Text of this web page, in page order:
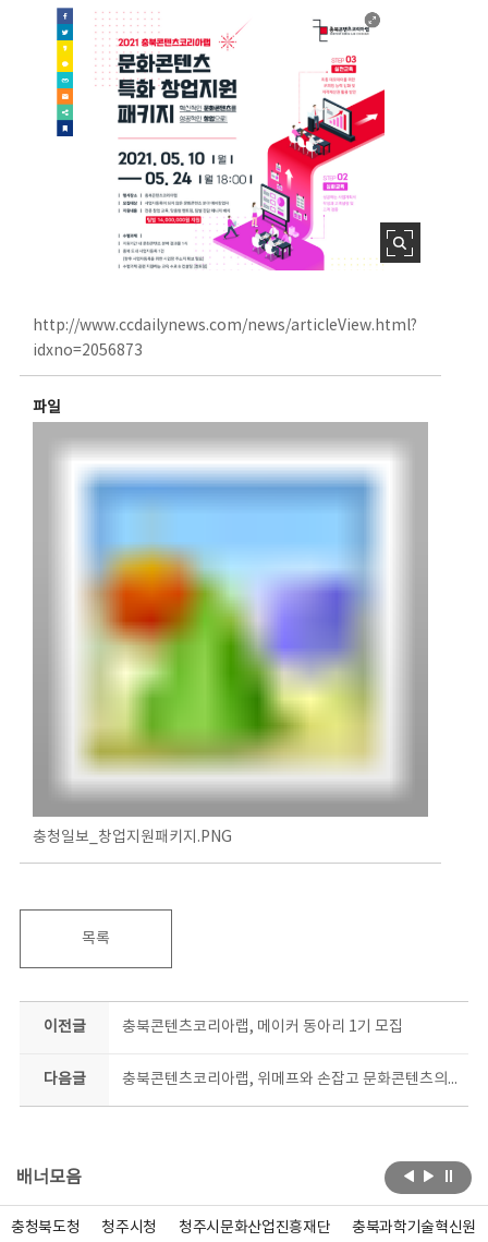
http://www.ccdailynews.com/news/articleView.html?
idxno=2056873
파일
충청일보_창업지원패키지.PNG
목록
이전글 충북콘텐츠코리아랩, 메이커 동아리 1기 모집
다음글 충북콘텐츠코리아랩, 위메프와 손잡고 문화콘텐츠의 온라인 시장 개척
배너모음
충청북도청 청주시청 청주시문화산업진흥재단 충북과학기술혁신원